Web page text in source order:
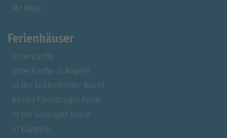
Mit Wlan
Ferienhäuser
Unterkünfte
Unterkünfte in Angeln
In der Eckernförder Bucht
An der Flensburger Förde
In der Geltinger Bucht
In Kappeln